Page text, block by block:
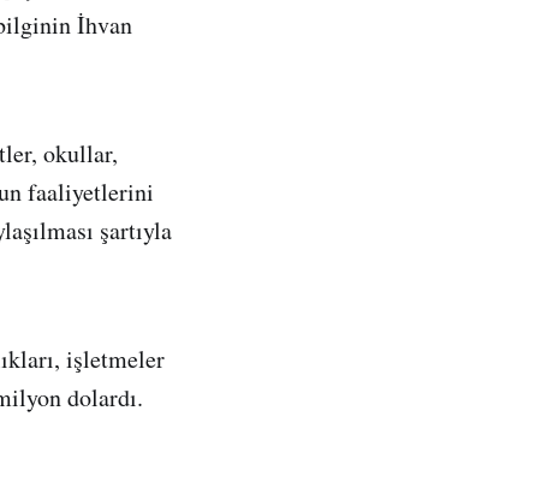
İhvan
okullar,
faaliyetlerini
şartıyla
işletmeler
dolardı.